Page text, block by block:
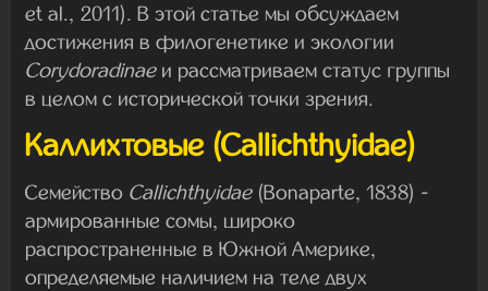
et al., 2011). В этой статье мы обсуждаем
достижения в филогенетике и экологии
Corydoradinae и рассматриваем статус группы
в целом с исторической точки зрения.
Каллихтовые (Callichthyidae)
Семейство Callichthyidae (Bonaparte, 1838) -
армированные сомы, широко
распространенные в Южной Америке,
определяемые наличием на теле двух